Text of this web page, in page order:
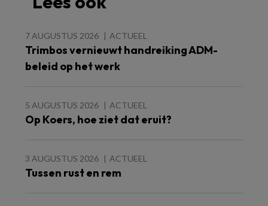
7 AUGUSTUS 2026 ACTUEEL
Trimbos vernieuwt handreiking ADM-
beleid op het werk
5 AUGUSTUS 2026 ACTUEEL
Op Koers, hoe ziet dat eruit?
3 AUGUSTUS 2026 ACTUEEL
Tussen rust en rem